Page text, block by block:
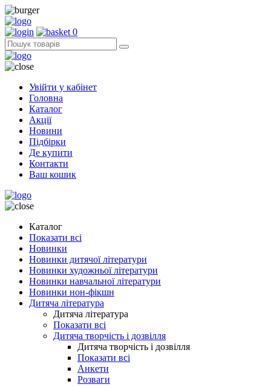
0
Увійти у кабінет
Головна
Каталог
Акції
Новини
Підбірки
Де купити
Контакти
Ваш кошик
Каталог
Показати всі
Новинки
Новинки дитячої літератури
Новинки художньої літератури
Новинки навчальної літератури
Новинки нон-фікшн
Дитяча література
Дитяча література
Показати всі
Дитяча творчість і дозвілля
Дитяча творчість і дозвілля
Показати всі
Анкети
Розваги